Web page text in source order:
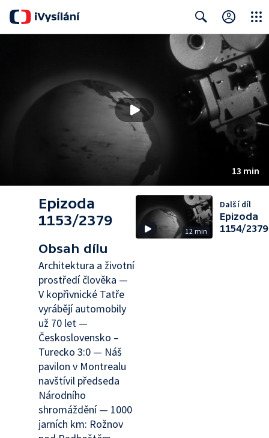
Search Close
13 min
Epizoda
1153/2379
Obsah dílu
Architektura a životní
prostředí člověka —
V kopřivnické Tatře
vyrábějí automobily
už 70 let —
Československo –
Turecko 3:0 — Náš
pavilon v Montrealu
navštívil předseda
Národního
shromáždění — 1000
jarních km: Rožnov
12 min
Další díl
Epizoda
1154/2379